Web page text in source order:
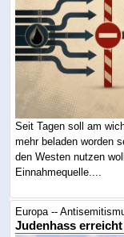
Seit Tagen soll am
mehr beladen worden
den Westen nutzen
Einnahmequelle....
Europa --
Judenhass